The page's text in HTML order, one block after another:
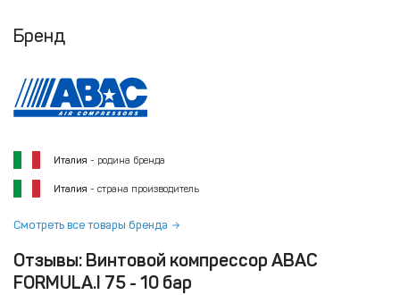
Бренд
Италия - родина бренда
Италия - страна производитель
Смотреть все товары бренда
Отзывы: Винтовой компрессор ABAC
FORMULA.I 75 - 10 бар